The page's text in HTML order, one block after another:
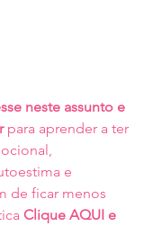
neste assunto e
para aprender a ter
e
de ficar menos
Clique AQUI e